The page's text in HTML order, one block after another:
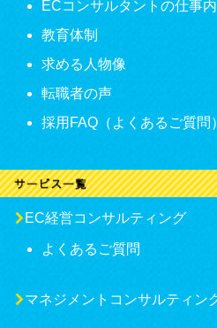
ECコンサルタントの仕事
教育体制
求める人物像
転職者の声
採用FAQ（よくあるご質問）
EC経営コンサルティング
よくあるご質問
マネジメントコンサルティン